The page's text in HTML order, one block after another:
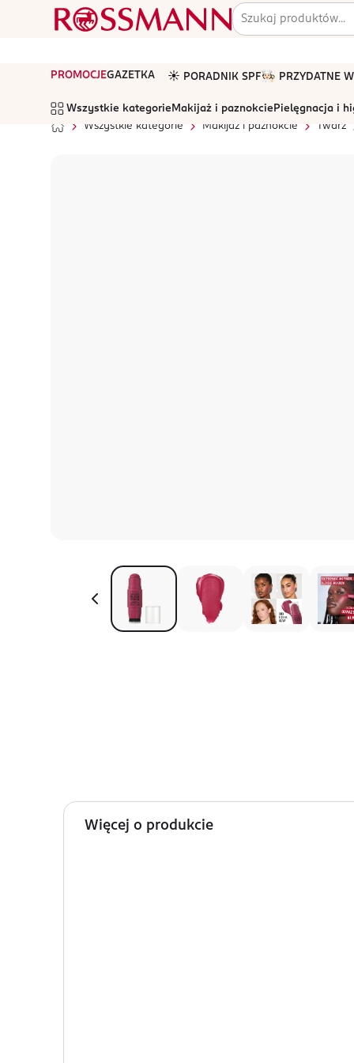
PROMOCJEGAZETKA ☀️ PORADNIK SPF🧑🏻‍🍳 PRZYDATNE
Wszystkie kategorie Makijaż i paznokcie Pielęgnacja i
Wszystkie kategorie
Makijaż i paznokcie Twarz
Więcej o produkcie